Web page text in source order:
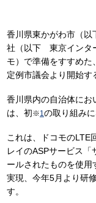
香川県東かがわ市（以
社（以下 東京インタ
モ）で準備をすすめ
定例市議会より開始す
香川県内の自治体にお
は、初※1の取り組みに
これは、ドコモのLTE
レイのASPサービス「
ールされたものを使
実現、今年5月より研
す。